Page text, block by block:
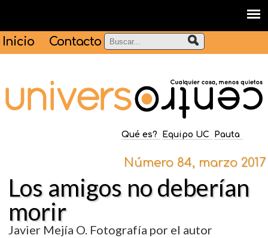
Inicio Contacto
Qué es? Equipo UC Pauta
Número 84, marzo 2017
Los amigos no deberían
morir
Javier Mejía O. Fotografía por el autor